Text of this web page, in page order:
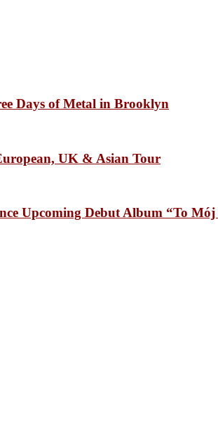
Days of Metal in Brooklyn
UK & Asian Tour
Upcoming Debut Album “To Mój